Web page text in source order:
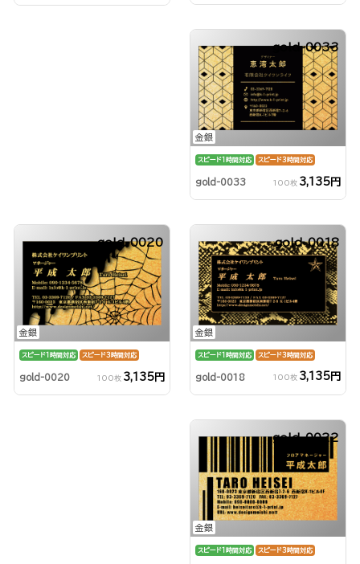
金銀
gold-0033
スピード1時間対応 スピード3時間対応
gold-0033 100枚 3,135円
金銀
gold-0020
スピード1時間対応 スピード3時間対応
gold-0020 100枚 3,135円
金銀
gold-0018
スピード1時間対応 スピード3時間対応
gold-0018 100枚 3,135円
金銀
gold-0022
スピード1時間対応 スピード3時間対応